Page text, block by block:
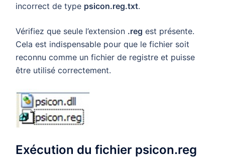
incorrect de type psicon.reg.txt.
Vérifiez que seule l’extension .reg est présente.
Cela est indispensable pour que le fichier soit
reconnu comme un fichier de registre et puisse
être utilisé correctement.
Exécution du fichier psicon.reg